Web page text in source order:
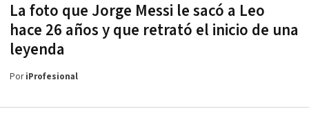
La foto que Jorge Messi le sacó a Leo
hace 26 años y que retrató el inicio de una
leyenda
PoriProfesional